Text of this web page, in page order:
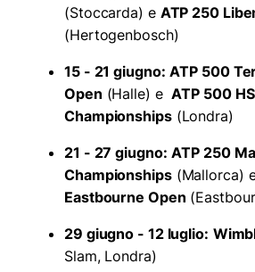
(Stoccarda) e ATP 250
(Hertogenbosch)
15 - 21 giugno: ATP 500
Open (Halle) eATP 500
Championships(Londra)
21 - 27 giugno: ATP 250
Championships(Mallorca)
Eastbourne Open
29 giugno - 12 luglio:
Slam, Londra)